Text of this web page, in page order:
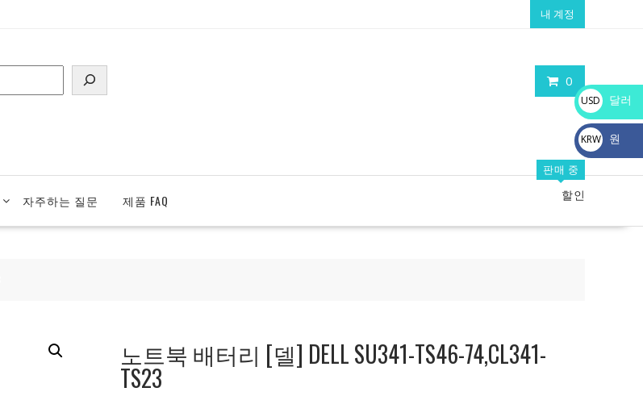
내 계정
0
자주하는 질문 제품 FAQ
판매 중
할인
노트북 배터리 [델] DELL SU341-TS46-74,CL341-
TS23
USD
$
달러
KRW
₩
원